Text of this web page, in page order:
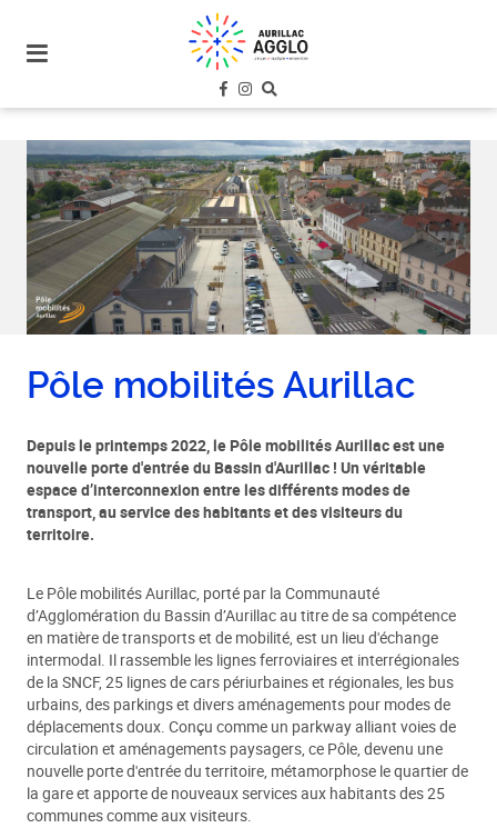
site
menu
aller au
contenu
Pôle mobilités Aurillac
Depuis le printemps 2022, le Pôle mobilités Aurillac est une
nouvelle porte d'entrée du Bassin d'Aurillac ! Un véritable
espace d’interconnexion entre les différents modes de
transport, au service des habitants et des visiteurs du
territoire.
Le Pôle mobilités Aurillac, porté par la Communauté
d’Agglomération du Bassin d’Aurillac au titre de sa compétence
en matière de transports et de mobilité, est un lieu d'échange
intermodal. Il rassemble les lignes ferroviaires et interrégionales
de la SNCF, 25 lignes de cars périurbaines et régionales, les bus
urbains, des parkings et divers aménagements pour modes de
déplacements doux. Conçu comme un parkway alliant voies de
circulation et aménagements paysagers, ce Pôle, devenu une
nouvelle porte d'entrée du territoire, métamorphose le quartier de
la gare et apporte de nouveaux services aux habitants des 25
communes comme aux visiteurs.